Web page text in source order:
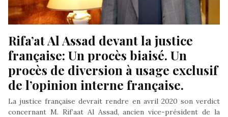
Rifa’at Al Assad devant la justice
française: Un procès biaisé. Un
procès de diversion à usage exclusif
de l’opinion interne française.
La justice française devrait rendre en avril 2020 son verdict
concernant M. Rif’aat Al Assad, ancien vice-président de la